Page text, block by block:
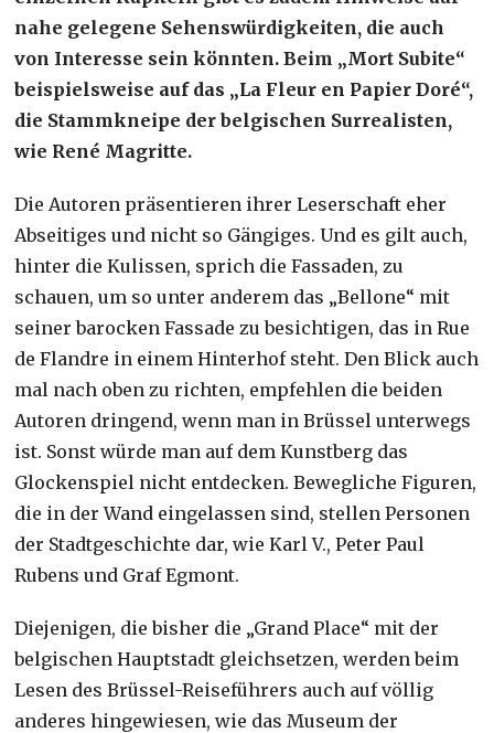
nahe gelegene Sehenswürdigkeiten, die auch
von Interesse sein könnten. Beim „Mort Subite“
beispielsweise auf das „La Fleur en Papier Doré“,
die Stammkneipe der belgischen Surrealisten,
wie René Magritte.
Die Autoren präsentieren ihrer Leserschaft eher
Abseitiges und nicht so Gängiges. Und es gilt auch,
hinter die Kulissen, sprich die Fassaden, zu
schauen, um so unter anderem das „Bellone“ mit
seiner barocken Fassade zu besichtigen, das in Rue
de Flandre in einem Hinterhof steht. Den Blick auch
mal nach oben zu richten, empfehlen die beiden
Autoren dringend, wenn man in Brüssel unterwegs
ist. Sonst würde man auf dem Kunstberg das
Glockenspiel nicht entdecken. Bewegliche Figuren,
die in der Wand eingelassen sind, stellen Personen
der Stadtgeschichte dar, wie Karl V., Peter Paul
Rubens und Graf Egmont.
Diejenigen, die bisher die „Grand Place“ mit der
belgischen Hauptstadt gleichsetzen, werden beim
Lesen des Brüssel-Reiseführers auch auf völlig
anderes hingewiesen, wie das Museum der